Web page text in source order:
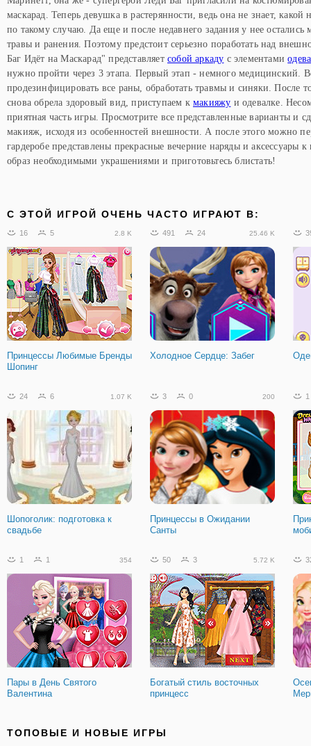
маскарад. Теперь девушка в растерянности, ведь она не знает, какой
по такому случаю. Да еще и после недавнего задания у нее остались
травы и ранения. Поэтому предстоит серьезно поработать над
Баг Идёт на Маскарад" представляет собой аркаду с элементами
нужно пройти через 3 этапа. Первый этап - немного медицинский.
продезинфицировать все раны, обработать травмы и синяки. После
снова обрела здоровый вид, приступаем к макияжу и одевалке.
приятная часть игры. Просмотрите все представленные варианты и
макияж, исходя из особенностей внешности. А после этого можно
гардеробе представлены прекрасные вечерние наряды и аксессуары
образ необходимыми украшениями и приготовьтесь блистать!
C ЭТОЙ ИГРОЙ ОЧЕНЬ ЧАСТО ИГРАЮТ В:
16 5 2.8 K
Принцессы Любимые Бренды
Шопинг
491 24 25.46 K
Холодное Сердце: Забег
24 6 1.07 K
Шопоголик: подготовка к
свадьбе
3 0 200
Принцессы в Ожидании
Санты
1
1 1 354
Пары в День Святого
Валентина
50 3 5.72 K
Богатый стиль восточных
принцесс
ТОПОВЫЕ И НОВЫЕ ИГРЫ